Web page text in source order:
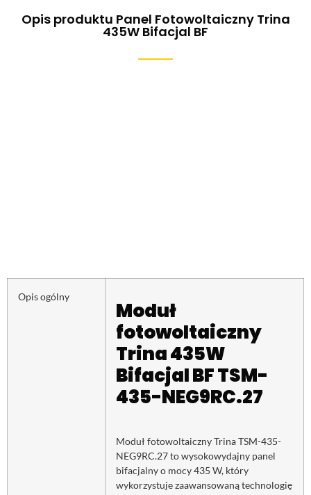
Opis produktu Panel Fotowoltaiczny Trina
435W Bifacjal BF
Opis ogólny
Moduł
fotowoltaiczny
Trina 435W
Bifacjal BF TSM-
435-NEG9RC.27
Moduł fotowoltaiczny Trina TSM-435-
NEG9RC.27 to wysokowydajny panel
bifacjalny o mocy 435 W, który
wykorzystuje zaawansowaną technologię